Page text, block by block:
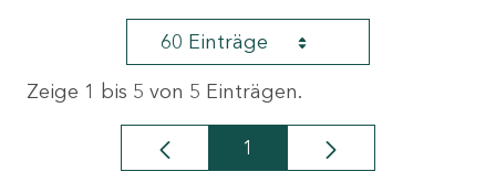
60 Einträge
Zeige 1 bis 5 von 5 Einträgen.
Seite
1